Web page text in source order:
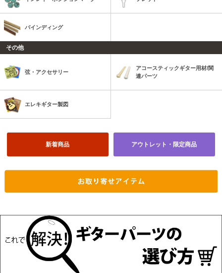
バインディング
その他
弦・アクセサリー
アコースティックギター用材/関
連パーツ
エレキギター製図
新着商品 アウトレット・限定商品